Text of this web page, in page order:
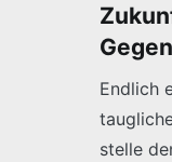
Endlich
stelle